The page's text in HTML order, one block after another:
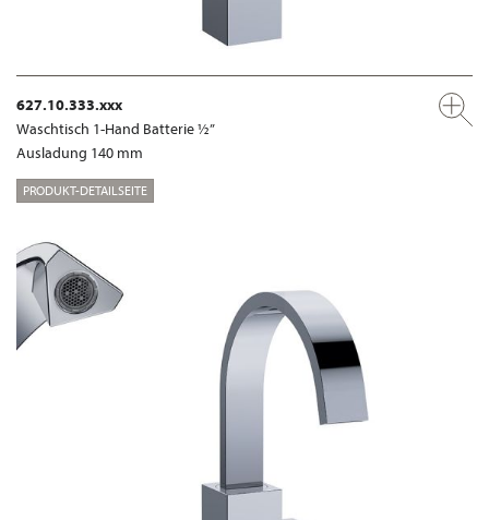
627.10.333.xxx
Waschtisch 1-Hand Batterie ½”
Ausladung 140 mm
PRODUKT-DETAILSEITE